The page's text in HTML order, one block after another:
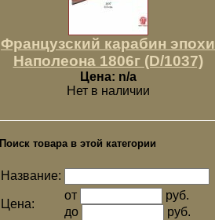
Французский карабин эпохи
Наполеона 1806г (D/1037)
Цена: n/a
Нет в наличии
Поиск товара в этой категории
Название:
Цена:
от
руб.
до
руб.